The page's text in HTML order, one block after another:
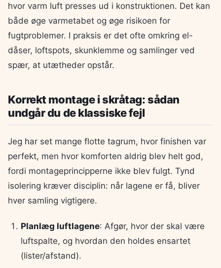
hvor varm luft presses ud i konstruktionen. Det kan
både øge varmetabet og øge risikoen for
fugtproblemer. I praksis er det ofte omkring el-
dåser, loftspots, skunklemme og samlinger ved
spær, at utætheder opstår.
Korrekt montage i skråtag: sådan
undgår du de klassiske fejl
Jeg har set mange flotte tagrum, hvor finishen var
perfekt, men hvor komforten aldrig blev helt god,
fordi montageprincipperne ikke blev fulgt. Tynd
isolering kræver disciplin: når lagene er få, bliver
hver samling vigtigere.
Planlæg luftlagene: Afgør, hvor der skal være
luftspalte, og hvordan den holdes ensartet
(lister/afstand).